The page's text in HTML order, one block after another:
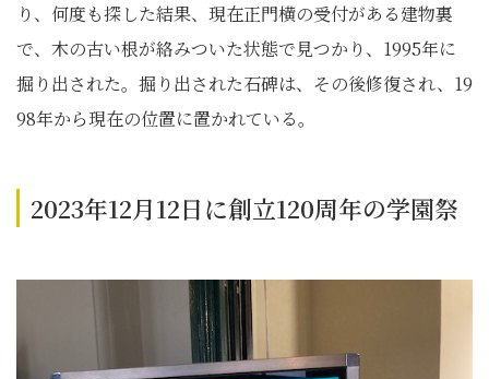
り、何度も探した結果、現在正門横の受付がある建物裏
で、木の古い根が絡みついた状態で見つかり、1995年に
掘り出された。掘り出された石碑は、その後修復され、19
98年から現在の位置に置かれている。
2023年12月12日に創立120周年の学園祭